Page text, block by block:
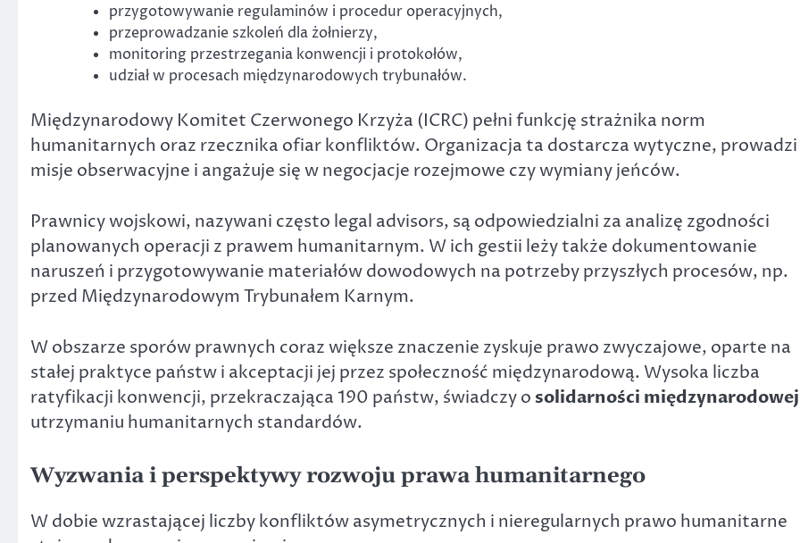
przygotowywanie regulaminów i procedur operacyjnych,
przeprowadzanie szkoleń dla żołnierzy,
monitoring przestrzegania konwencji i protokołów,
udział w procesach międzynarodowych trybunałów.
Międzynarodowy Komitet Czerwonego Krzyża (ICRC) pełni funkcję strażnika norm
humanitarnych oraz rzecznika ofiar konfliktów. Organizacja ta dostarcza wytyczne, prowadzi
misje obserwacyjne i angażuje się w negocjacje rozejmowe czy wymiany jeńców.
Prawnicy wojskowi, nazywani często legal advisors, są odpowiedzialni za analizę zgodności
planowanych operacji z prawem humanitarnym. W ich gestii leży także dokumentowanie
naruszeń i przygotowywanie materiałów dowodowych na potrzeby przyszłych procesów, np.
przed Międzynarodowym Trybunałem Karnym.
W obszarze sporów prawnych coraz większe znaczenie zyskuje prawo zwyczajowe, oparte na
stałej praktyce państw i akceptacji jej przez społeczność międzynarodową. Wysoka liczba
ratyfikacji konwencji, przekraczająca 190 państw, świadczy o solidarności międzynarodowej
utrzymaniu humanitarnych standardów.
Wyzwania i perspektywy rozwoju prawa humanitarnego
W dobie wzrastającej liczby konfliktów asymetrycznych i nieregularnych prawo humanitarne